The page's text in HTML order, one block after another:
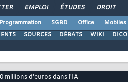
EMPLOI ÉTUDES DROIT
Programmation SGBD Office Mobiles
SOURCES DÉBATS WIKI DICO
millions d'euros dans l'IA